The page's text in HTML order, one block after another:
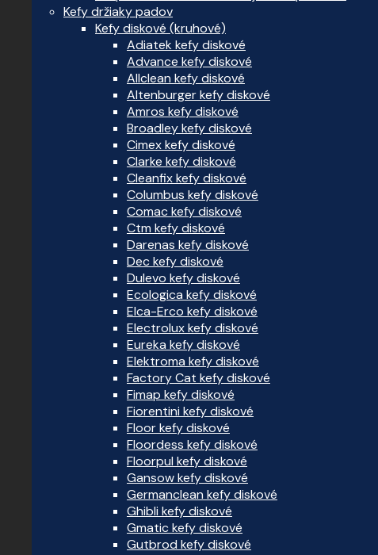
Kefy držiaky padov
Kefy diskové (kruhové)
Adiatek kefy diskové
Advance kefy diskové
Allclean kefy diskové
Altenburger kefy diskové
Amros kefy diskové
Broadley kefy diskové
Cimex kefy diskové
Clarke kefy diskové
Cleanfix kefy diskové
Columbus kefy diskové
Comac kefy diskové
Ctm kefy diskové
Darenas kefy diskové
Dec kefy diskové
Dulevo kefy diskové
Ecologica kefy diskové
Elca-Erco kefy diskové
Electrolux kefy diskové
Eureka kefy diskové
Elektroma kefy diskové
Factory Cat kefy diskové
Fimap kefy diskové
Fiorentini kefy diskové
Floor kefy diskové
Floordess kefy diskové
Floorpul kefy diskové
Gansow kefy diskové
Germanclean kefy diskové
Ghibli kefy diskové
Gmatic kefy diskové
Gutbrod kefy diskové